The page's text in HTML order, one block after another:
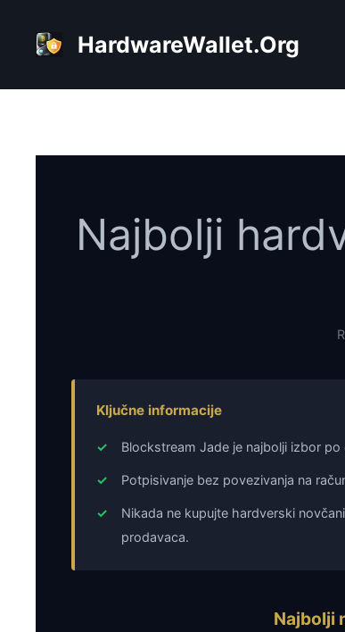
content
HardwareWallet.Org
Najbolji
Ključne informacije
✓ Blockstream Jade je najbolji izbor po
✓ Potpisivanje bez povezivanja na
✓
Nikada ne kupujte hardverski
prodavaca.
Najbolji